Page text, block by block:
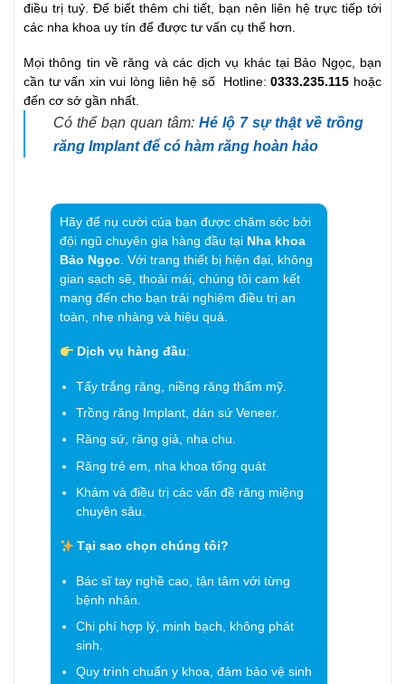
điều trị tuỷ. Để biết thêm chi tiết, bạn nên liên hệ trực tiếp tới
các nha khoa uy tín để được tư vấn cụ thể hơn.
Mọi thông tin về răng và các dịch vụ khác tại Bảo Ngọc, bạn
cần tư vấn xin vui lòng liên hệ số Hotline:0333.235.115 hoặc
đến cơ sở gần nhất.
Có thể bạn quan tâm: Hé lộ 7 sự thật về trồng
răng Implant để có hàm răng hoàn hảo
Hãy để nụ cười của bạn được chăm sóc bởi
đội ngũ chuyên gia hàng đầu tại Nha khoa
Bảo Ngọc . Với trang thiết bị hiện đại, không
gian sạch sẽ, thoải mái, chúng tôi cam kết
mang đến cho bạn trải nghiệm điều trị an
toàn, nhẹ nhàng và hiệu quả.
Dịch vụ hàng đầu:
Tẩy trắng răng, niềng răng thẩm mỹ.
Trồng răng Implant, dán sứ Veneer.
Răng sứ, răng giả, nha chu.
Răng trẻ em, nha khoa tổng quát
Khám và điều trị các vấn đề răng miệng
chuyên sâu.
Tại sao chọn chúng tôi?
Bác sĩ tay nghề cao, tận tâm với từng
bệnh nhân.
Chi phí hợp lý, minh bạch, không phát
sinh.
Quy trình chuẩn y khoa, đảm bảo vệ sinh